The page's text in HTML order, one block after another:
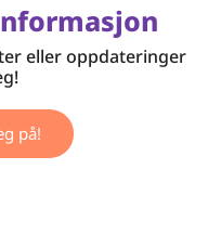
eller oppdateringer
på!